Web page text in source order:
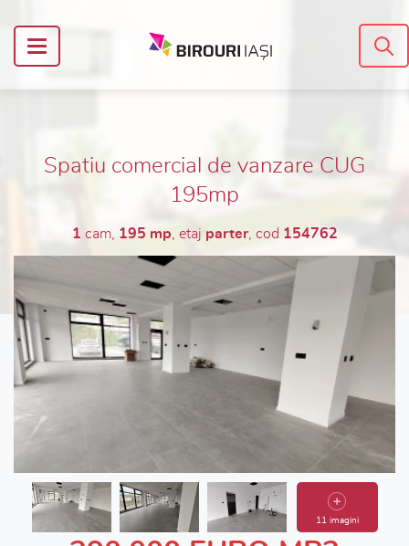
Spatiu comercial de vanzare CUG
195mp
1 cam, 195 mp , etaj parter, cod 154762
11 imagini